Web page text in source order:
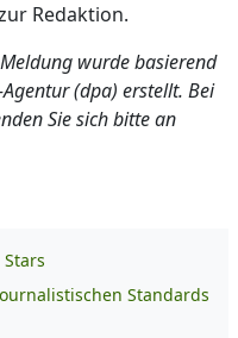
Redaktion.
wurde basierend
(dpa) erstellt. Bei
Sie sich bitte an
Stars
Standards